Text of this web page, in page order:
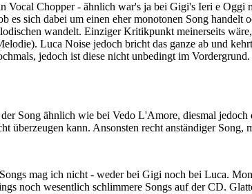
Vocal Chopper - ähnlich war's ja bei Gigi's Ieri e
es sich dabei um einen eher monotonen Song
wandelt. Einziger Kritikpunkt meinerseits
Luca Noise jedoch bricht das ganze ab und
jedoch ist diese nicht unbedingt im
Song ähnlich wie bei Vedo L'Amore, diesmal
kann. Ansonsten recht anständiger Song,
mag ich nicht - weder bei Gigi noch bei Luca.
noch wesentlich schlimmere Songs auf der CD.